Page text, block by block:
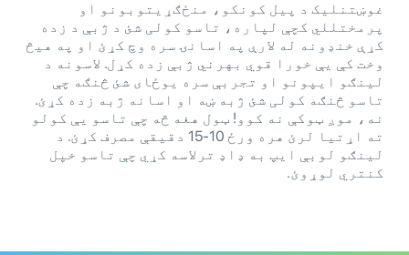
غوښتنلیک د پیل کونکو، منځګړیتوبونو او
پرمختللي کچې لپاره، تاسو کولی شئ د ژبې د زده
کړې خنډونه له لارې په اسانۍ سره وچ کړئ او په هیڅ
وخت کې یې خورا قوي بهرني ژبې زده کړل. لاسونه د
لینګو ایپونو او تجربې سره یوځای شئ څنګه چې
تاسو څنګه کولی شئ ژبه ښه او اسانه ژبه زده کړئ.
نه، موږ ټوکې نه کوو! ټول هغه څه چې تاسو یې کولو
ته اړتیا لرئ هره ورځ 10-15 دقیقې مصرف کړئ. د
لینګو لوبې ایپ به ډاډ ترلاسه کړي چې تاسو خپل
کنتري لوړوئ.